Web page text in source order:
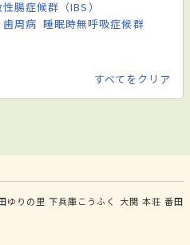
腸症候群（IBS）
歯周病 睡眠時無呼吸症候群
すべてをクリア
ゆりの里 下兵庫こうふく 大関 本荘 番田